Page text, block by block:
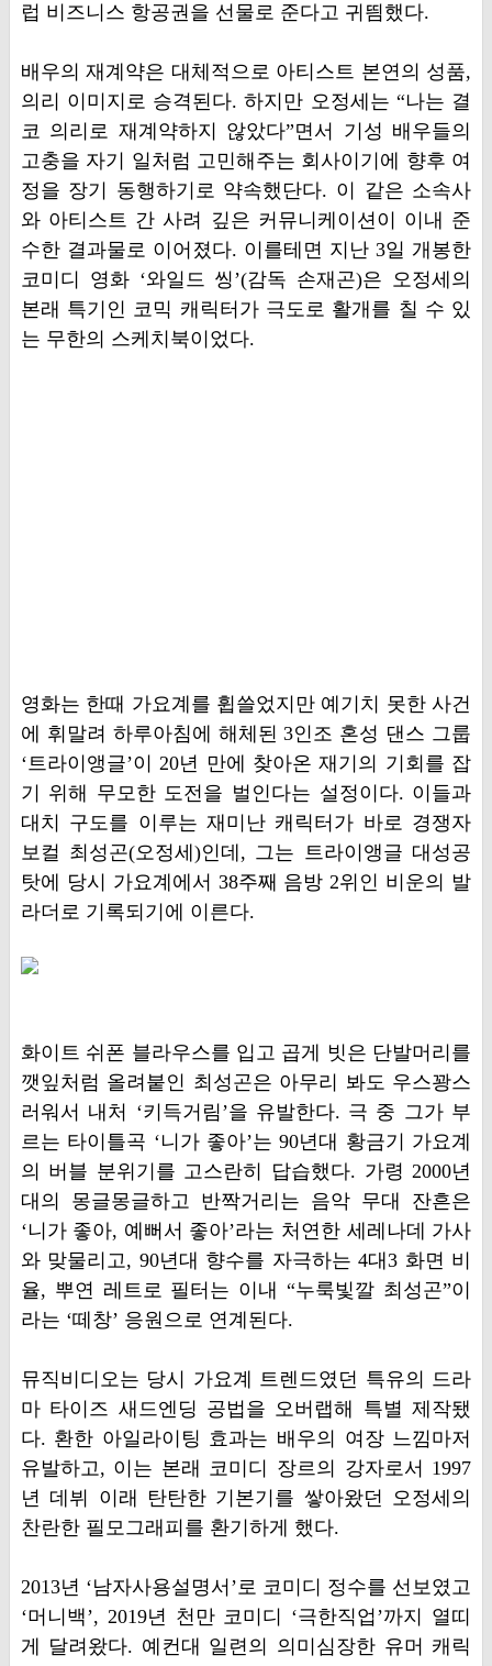
럽 비즈니스 항공권을 선물로 준다고 귀띔했다.
배우의 재계약은 대체적으로 아티스트 본연의 성품,
의리 이미지로 승격된다. 하지만 오정세는 “나는 결
코 의리로 재계약하지 않았다”면서 기성 배우들의
고충을 자기 일처럼 고민해주는 회사이기에 향후 여
정을 장기 동행하기로 약속했단다. 이 같은 소속사
와 아티스트 간 사려 깊은 커뮤니케이션이 이내 준
수한 결과물로 이어졌다. 이를테면 지난 3일 개봉한
코미디 영화 ‘와일드 씽’(감독 손재곤)은 오정세의
본래 특기인 코믹 캐릭터가 극도로 활개를 칠 수 있
는 무한의 스케치북이었다.
영화는 한때 가요계를 휩쓸었지만 예기치 못한 사건
에 휘말려 하루아침에 해체된 3인조 혼성 댄스 그룹
‘트라이앵글’이 20년 만에 찾아온 재기의 기회를 잡
기 위해 무모한 도전을 벌인다는 설정이다. 이들과
대치 구도를 이루는 재미난 캐릭터가 바로 경쟁자
보컬 최성곤(오정세)인데, 그는 트라이앵글 대성공
탓에 당시 가요계에서 38주째 음방 2위인 비운의 발
라더로 기록되기에 이른다.
화이트 쉬폰 블라우스를 입고 곱게 빗은 단발머리를
깻잎처럼 올려붙인 최성곤은 아무리 봐도 우스꽝스
러워서 내처 ‘키득거림’을 유발한다. 극 중 그가 부
르는 타이틀곡 ‘니가 좋아’는 90년대 황금기 가요계
의 버블 분위기를 고스란히 답습했다. 가령 2000년
대의 몽글몽글하고 반짝거리는 음악 무대 잔흔은
‘니가 좋아, 예뻐서 좋아’라는 처연한 세레나데 가사
와 맞물리고, 90년대 향수를 자극하는 4대3 화면 비
율, 뿌연 레트로 필터는 이내 “누룩빛깔 최성곤”이
라는 ‘떼창’ 응원으로 연계된다.
뮤직비디오는 당시 가요계 트렌드였던 특유의 드라
마 타이즈 새드엔딩 공법을 오버랩해 특별 제작됐
다. 환한 아일라이팅 효과는 배우의 여장 느낌마저
유발하고, 이는 본래 코미디 장르의 강자로서 1997
년 데뷔 이래 탄탄한 기본기를 쌓아왔던 오정세의
찬란한 필모그래피를 환기하게 했다.
2013년 ‘남자사용설명서’로 코미디 정수를 선보였고
‘머니백’, 2019년 천만 코미디 ‘극한직업’까지 열띠
게 달려왔다. 예컨대 일련의 의미심장한 유머 캐릭